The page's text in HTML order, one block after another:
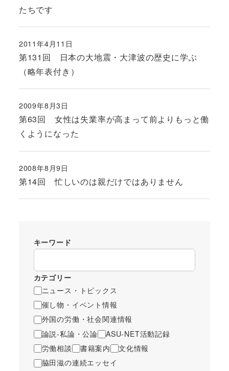
たちです
第131回 日本の大地震・大津波の歴史に学ぶ
（略年表付き）
投稿日
2011年4月11日
第63回 女性は失業率が高まって前よりもっと働
くようになった
投稿日
2009年8月3日
第14回 忙しいのは親だけではありません
投稿日
2008年8月9日
キーワード
カテゴリー
ニュース・トピックス
催し物・イベント情報
外国の労働・社会関連情報
論説-私論・公論
ASU-NET活動記録
労働相談
書籍案内
文化情報
脇田滋の連続エッセイ